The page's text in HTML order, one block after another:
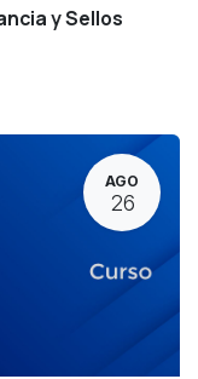
y Sellos
AGO
26